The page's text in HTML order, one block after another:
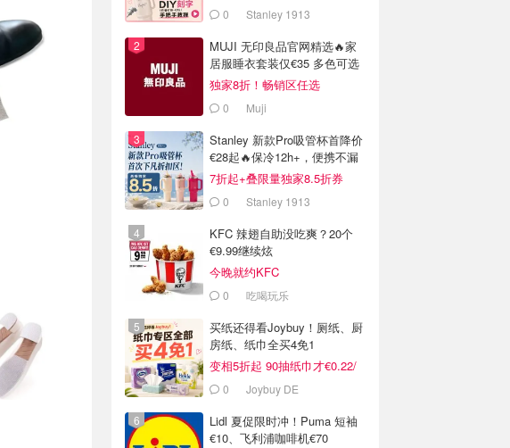
0 Stanley 1913
MUJI 无印良品官网精选🔥家
居服睡衣套装仅€35 多色可选
独家8折！畅销区任选
0 Muji
Stanley 新款Pro吸管杯首降价
€28起🔥保冷12h+，便携不漏
水
7折起+叠限量独家8.5折券
0 Stanley 1913
KFC 辣翅自助没吃爽？20个
€9.99继续炫
今晚就约KFC
0 吃喝玩乐
买纸还得看Joybuy！厕纸、厨
房纸、纸巾全买4免1
变相5折起 90抽纸巾才€0.22/
包 0 Joybuy DE
Lidl 夏促限时冲！Puma 短袖
€10、飞利浦咖啡机€70